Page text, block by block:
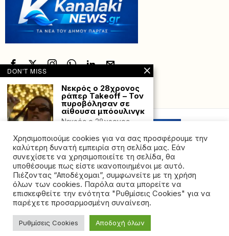
Powered with by Hostville”)
©2026 - All rights reserved. Απαγορεύεται ρητά η
αναδημοσίευση χωρίς προηγούμενη έγγραφη άδεια
Χρησιμοποιούμε cookies για να σας προσφέρουμε την
καλύτερη δυνατή εμπειρία στη σελίδα μας. Εάν
συνεχίσετε να χρησιμοποιείτε τη σελίδα, θα
υποθέσουμε πως είστε ικανοποιημένοι με αυτό.
Πιέζοντας “Αποδέχομαι”, συμφωνείτε με τη χρήση
όλων των cookies. Παρόλα αυτα μπορείτε να
επισκεφθείτε την ενότητα "Ρυθμίσεις Cookies" για να
παρέχετε προσαρμοσμένη συναίνεση.
Ρυθμίσεις Cookies Αποδοχή όλων
DON'T MISS
Νεκρός ο 28χρονος
ράπερ Takeoff – Τον
πυροβόλησαν σε
αίθουσα μπόουλινγκ
Νεκρός ο 28χρονος
των Migos, έπειτα από
Ασύλλυπτη
τραγωδία: Τροχαίο
σοκ με δύο νεκρούς
στην Κορίνθου –
Πατρών
Ασύλλυπτη τραγωδία
σημειώθηκε το πρωί της
Κορίνθου